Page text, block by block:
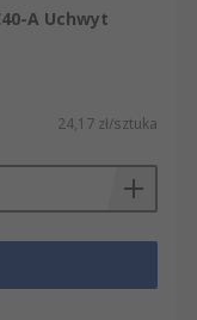
A Uchwyt
24,17 zł/sztuka